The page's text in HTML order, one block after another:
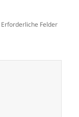
Erforderliche Felder